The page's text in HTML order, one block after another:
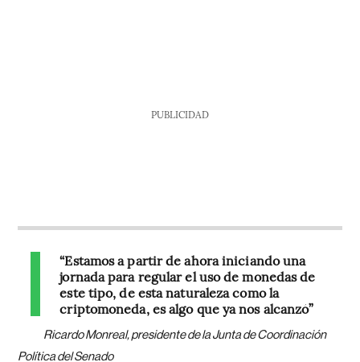
PUBLICIDAD
“Estamos a partir de ahora iniciando una
jornada para regular el uso de monedas de
este tipo, de esta naturaleza como la
criptomoneda, es algo que ya nos alcanzó”
Ricardo Monreal, presidente de la Junta de Coordinación
Política del Senado